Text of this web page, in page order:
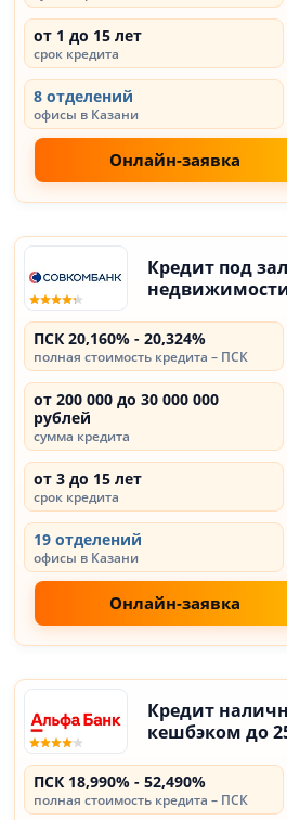
от 1 до 15 лет
срок кредита
8 отделений
офисы в Казани
Онлайн-заявка
Кредит под
ПСК 20,160% - 20,324%
полная стоимость кредита – ПСК
от 200 000 до 30 000 000
рублей
сумма кредита
от 3 до 15 лет
срок кредита
19 отделений
офисы в Казани
Онлайн-заявка
Кредит
кешбэком до
ПСК 18,990% - 52,490%
полная стоимость кредита – ПСК